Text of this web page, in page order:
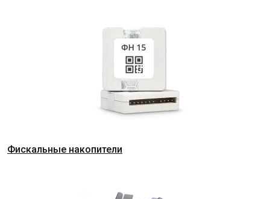
Фискальные накопители